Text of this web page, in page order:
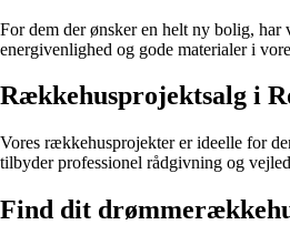
For dem der ønsker en helt ny bolig,
energivenlighed og gode materialer i
Rækkehusprojektsalg i
Vores rækkehusprojekter er ideelle for
tilbyder professionel rådgivning og
Find dit